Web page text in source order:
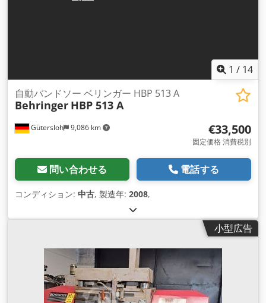
1 / 14
Gütersloh 9,086 km
自動バンドソー ベリンガー HBP 513 A
Behringer HBP 513 A
€33,500
固定価格 消費税別
問い合わせる 電話する
コンディション: 中古, 製造年: 2008,
小型広告